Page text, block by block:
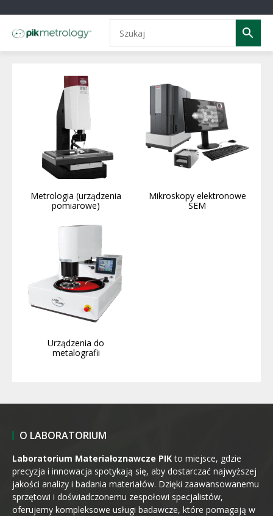
Metrologia (urządzenia
pomiarowe)
Mikroskopy elektronowe
SEM
Urządzenia do
metalografii
O LABORATORIUM
Laboratorium Materiałoznawcze PIKto miejsce, gdzie
precyzja i innowacja spotykają się, aby dostarczać najwyższej
jakości analizy i badania materiałów. Dzięki zaawansowanemu
sprzętowi i doświadczonemu zespołowi specjalistów,
oferujemy kompleksowe usługi badawcze, które pomagają w